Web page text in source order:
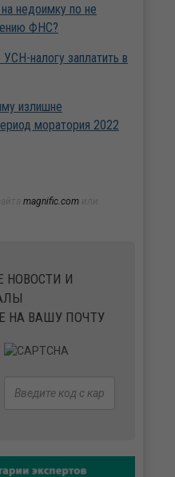
недоимку по не
ФНС?
налогу заплатить в
излишне
моратория 2022
magnific.com
НОВОСТИ И
НА ВАШУ ПОЧТУ